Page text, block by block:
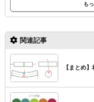
関連記事
【まとめ
も